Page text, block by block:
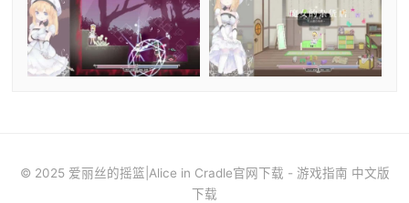
© 2025 爱丽丝的摇篮|Alice in Cradle官网下载 - 游戏指南 中文版
下载